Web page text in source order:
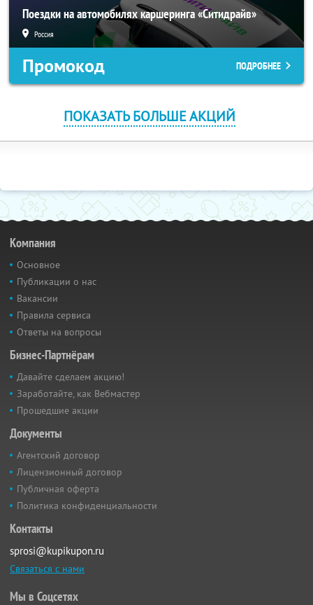
Поездки на автомобилях каршеринга «Ситидрайв»
Россия
Промокод ПОДРОБНЕЕ
ПОКАЗАТЬ БОЛЬШЕ АКЦИЙ
Компания
Основное
Публикации о нас
Вакансии
Правила сервиса
Ответы на вопросы
Бизнес-Партнёрам
Давайте сделаем акцию!
Заработайте, как Вебмастер
Прошедшие акции
Документы
Агентский договор
Лицензионный договор
Публичная оферта
Политика конфиденциальности
Контакты
sprosi@kupikupon.ru
Связаться с нами
Мы в Соцсетях